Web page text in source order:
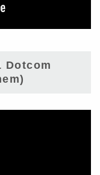
Dotcom